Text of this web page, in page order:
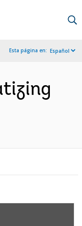
Esta página en: Español